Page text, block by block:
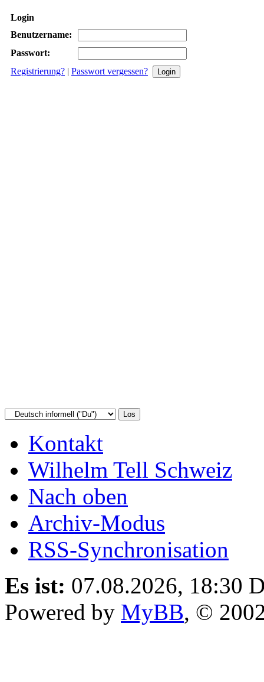
Login
Benutzername:
Passwort:
Registrierung? | Passwort vergessen?
Kontakt
Wilhelm Tell Schweiz
Nach oben
Archiv-Modus
RSS-Synchronisation
Es ist: 07.08.2026, 18:30
Powered by MyBB, ©